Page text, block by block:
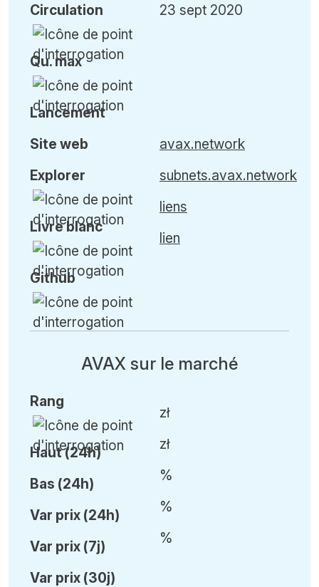
Circulation
Qu.max
Lancement
23 sept 2020
Site web
Explorer
Livre blanc
Github
avax.network
subnets.avax.network
liens
lien
AVAX sur le marché
Rang
Haut (24h)
Bas (24h)
Var prix (24h)
Var prix (7j)
Var prix (30j)
zł
zł
%
%
%